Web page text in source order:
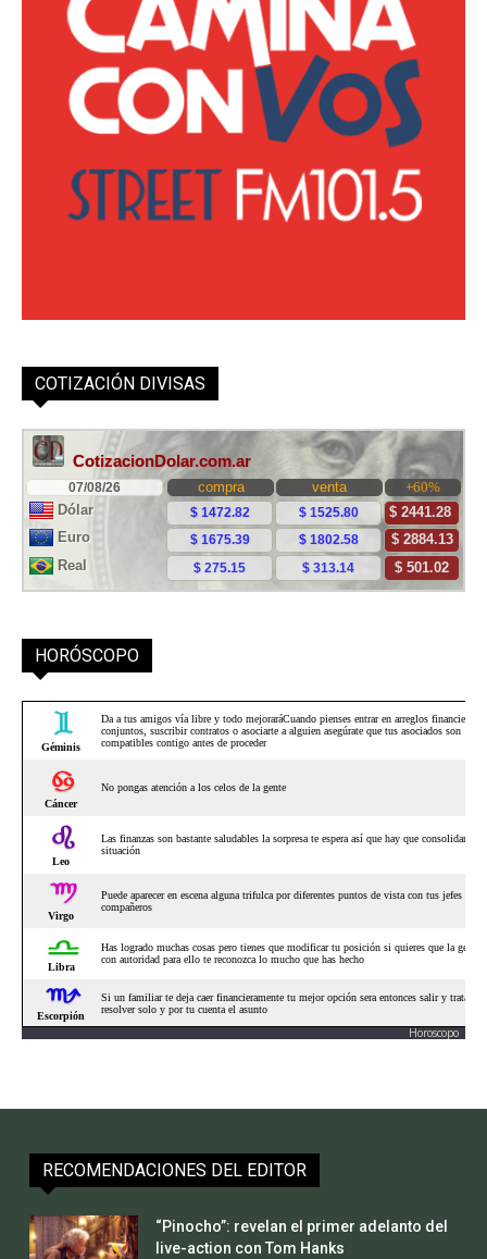
COTIZACIÓN DIVISAS
HORÓSCOPO
Horoscopo
RECOMENDACIONES DEL EDITOR
“Pinocho”: revelan el primer adelanto del
live-action con Tom Hanks